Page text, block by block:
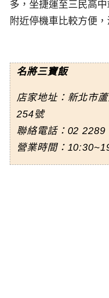
多， 坐捷運至三民高
附近停機車比較方便，
名將三寶飯
店家地址：新北市
254號
聯絡電話： 02 2289
營業時間：